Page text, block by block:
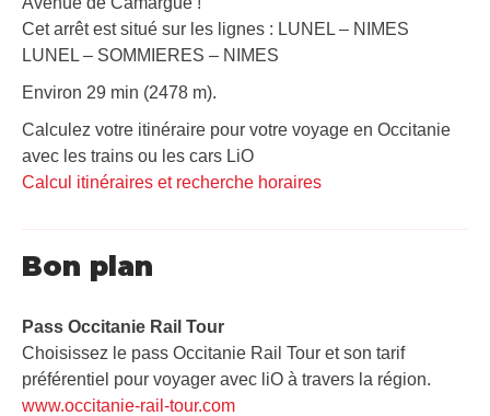
Cet arrêt est situé sur les lignes : LUNEL – NIMES
LUNEL – SOMMIERES – NIMES
Environ 29 min (2478 m).
Calculez votre itinéraire pour votre voyage en Occitanie
avec les trains ou les cars LiO
Calcul itinéraires et recherche horaires
Bon plan
Pass Occitanie Rail Tour​
Choisissez le pass Occitanie Rail Tour et son tarif
préférentiel pour voyager avec liO à travers la région.
www.occitanie-rail-tour.com